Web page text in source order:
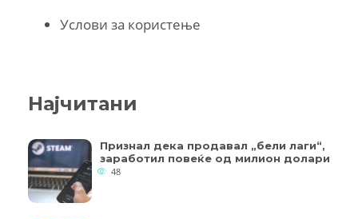
Услови за користење
Најчитани
Признал дека продавал „бели лаги“,
заработил повеќе од милион долари
48